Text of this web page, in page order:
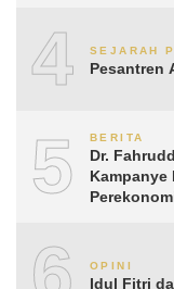
4 SEJARAH
Pesantren
5 BERITA
Dr.
Kampanye
OPINI
Idul Fitri